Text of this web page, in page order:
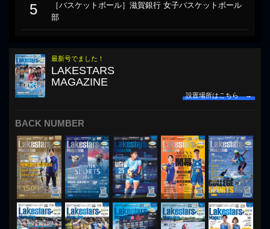
5
［バスケットボール］滋賀銀行 女子バスケットボール
部
最新号でました！
LAKESTARS
MAGAZINE
設置場所はこちら →
BACK NUMBER